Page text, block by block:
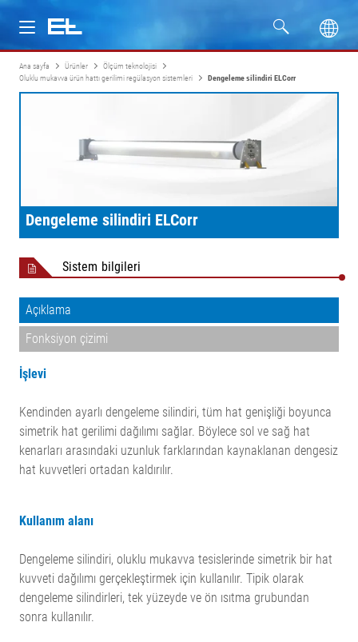
Ürünler
Firma
Ana sayfa Ürünler
Ölçüm teknolojisi
Oluklu mukavva ürün hattı gerilimi regülasyon sistemleri
Dengeleme silindiri ELCorr
Dengeleme silindiri ELCorr
Sistem bilgileri
Açıklama
Fonksiyon çizimi
İşlevi
Kendinden ayarlı dengeleme silindiri, tüm hat genişliği boyunca
simetrik hat gerilimi dağılımı sağlar. Böylece sol ve sağ hat
kenarları arasındaki uzunluk farklarından kaynaklanan dengesiz
hat kuvvetleri ortadan kaldırılır.
Kullanım alanı
Dengeleme silindiri, oluklu mukavva tesislerinde simetrik bir hat
kuvveti dağılımı gerçekleştirmek için kullanılır. Tipik olarak
dengeleme silindirleri, tek yüzeyde ve ön ısıtma grubundan
sonra kullanılır.